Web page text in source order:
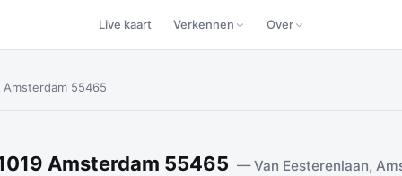
Live kaart Verkennen Over
Amsterdam 55465
Amsterdam 55465 — Van Eesterenlaan,